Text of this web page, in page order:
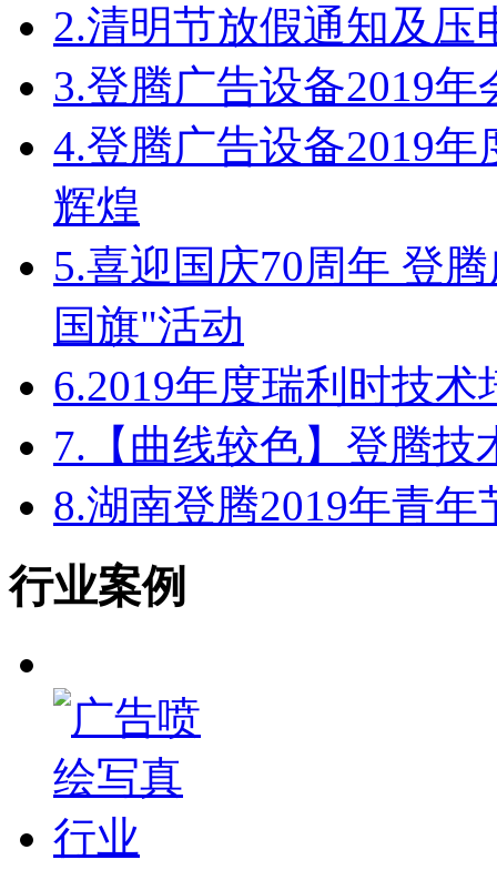
2.清明节放假通知及压
3.登腾广告设备2019
4.登腾广告设备2019
辉煌
5.喜迎国庆70周年 登
国旗"活动
6.2019年度瑞利时技
7. 【曲线较色】登腾
8.湖南登腾2019年青
行业案例